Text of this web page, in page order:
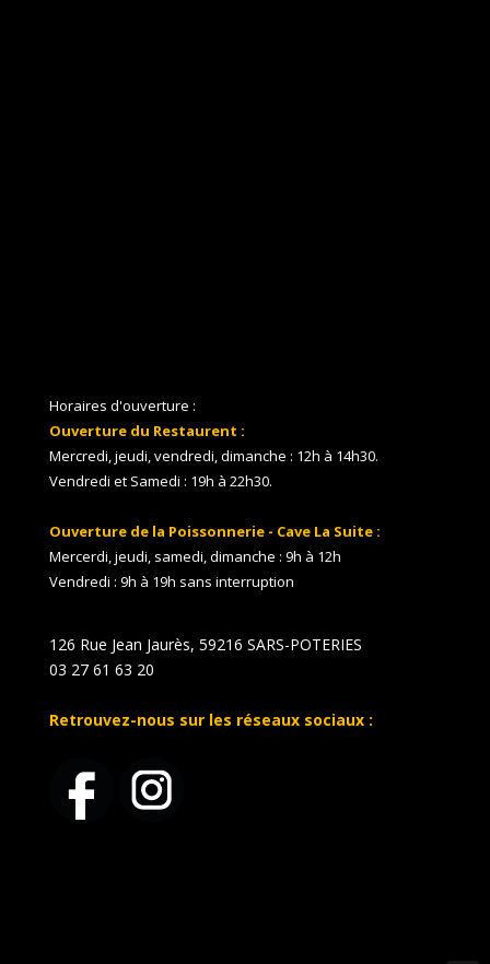
Horaires d'ouverture :
Ouverture du Restaurent :
Mercredi, jeudi, vendredi, dimanche : 12h à 14h30.
Vendredi et Samedi : 19h à 22h30.
Ouverture de la Poissonnerie - Cave La Suite :
Mercerdi, jeudi, samedi, dimanche : 9h à 12h
Vendredi : 9h à 19h sans interruption
126 Rue Jean Jaurès, 59216 SARS-POTERIES
03 27 61 63 20
Retrouvez-nous sur les réseaux sociaux :